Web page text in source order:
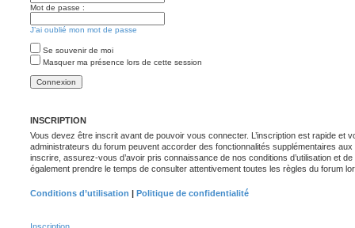
Mot de passe :
J’ai oublié mon mot de passe
Se souvenir de moi
Masquer ma présence lors de cette session
INSCRIPTION
Vous devez être inscrit avant de pouvoir vous connecter. L’inscription est rapide et
administrateurs du forum peuvent accorder des fonctionnalités supplémentaires
inscrire, assurez-vous d’avoir pris connaissance de nos conditions d’utilisation et
également prendre le temps de consulter attentivement toutes les règles du forum
Conditions d’utilisation | Politique de confidentialité